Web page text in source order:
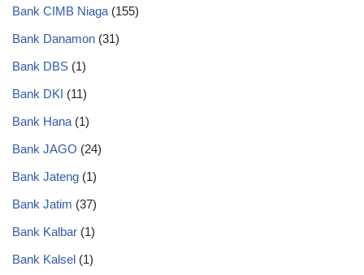
Bank CIMB Niaga (155)
Bank Danamon (31)
Bank DBS (1)
Bank DKI (11)
Bank Hana (1)
Bank JAGO (24)
Bank Jateng (1)
Bank Jatim (37)
Bank Kalbar (1)
Bank Kalsel (1)